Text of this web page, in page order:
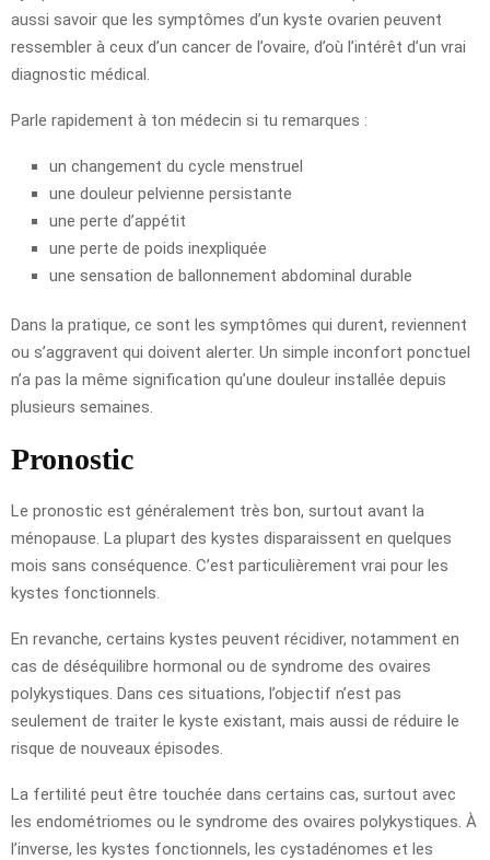
aussi savoir que les symptômes d’un kyste ovarien peuvent
ressembler à ceux d’un cancer de l’ovaire, d’où l’intérêt d’un vrai
diagnostic médical.
Parle rapidement à ton médecin si tu remarques :
un changement du cycle menstruel
une douleur pelvienne persistante
une perte d’appétit
une perte de poids inexpliquée
une sensation de ballonnement abdominal durable
Dans la pratique, ce sont les symptômes qui durent, reviennent
ou s’aggravent qui doivent alerter. Un simple inconfort ponctuel
n’a pas la même signification qu’une douleur installée depuis
plusieurs semaines.
Pronostic
Le pronostic est généralement très bon, surtout avant la
ménopause. La plupart des kystes disparaissent en quelques
mois sans conséquence. C’est particulièrement vrai pour les
kystes fonctionnels.
En revanche, certains kystes peuvent récidiver, notamment en
cas de déséquilibre hormonal ou de syndrome des ovaires
polykystiques. Dans ces situations, l’objectif n’est pas
seulement de traiter le kyste existant, mais aussi de réduire le
risque de nouveaux épisodes.
La fertilité peut être touchée dans certains cas, surtout avec
les endométriomes ou le syndrome des ovaires polykystiques. À
l’inverse, les kystes fonctionnels, les cystadénomes et les